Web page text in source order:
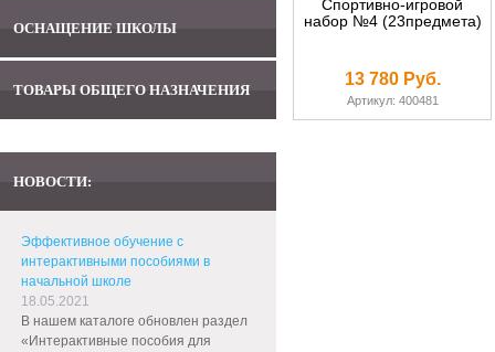
ОСНАЩЕНИЕ ШКОЛЫ
ТОВАРЫ ОБЩЕГО НАЗНАЧЕНИЯ
НОВОСТИ:
Эффективное обучение с
интерактивными пособиями в
начальной школе
18.05.2021
В нашем каталоге обновлен раздел
«Интерактивные пособия для
Спортивно-игровой
набор №4 (23предмета)
13 780 Руб.
Артикул: 400481